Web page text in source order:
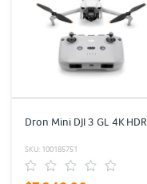
Dron Mini DJI 3 GL 4K HDR
SKU: 100185751